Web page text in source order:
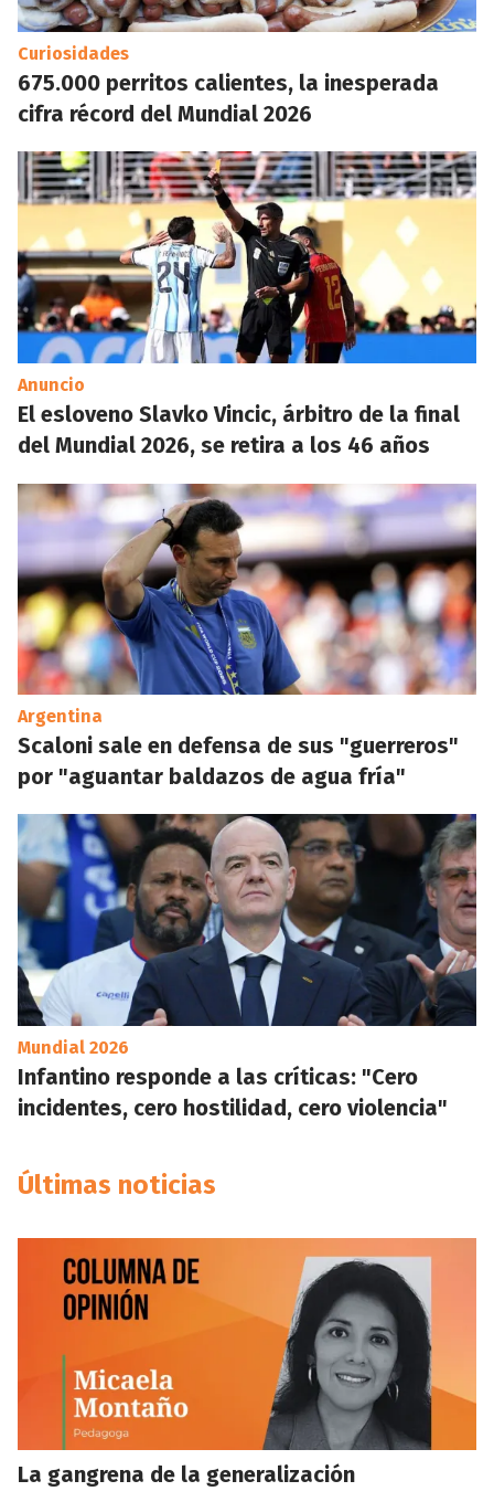
Curiosidades
675.000 perritos calientes, la inesperada
cifra récord del Mundial 2026
Anuncio
El esloveno Slavko Vincic, árbitro de la final
del Mundial 2026, se retira a los 46 años
Argentina
Scaloni sale en defensa de sus "guerreros"
por "aguantar baldazos de agua fría"
Mundial 2026
Infantino responde a las críticas: "Cero
incidentes, cero hostilidad, cero violencia"
Últimas noticias
La gangrena de la generalización